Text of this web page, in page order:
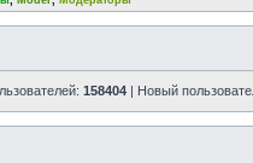
158404 | Новый